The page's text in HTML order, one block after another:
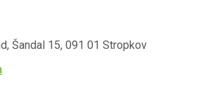
Šandal 15, 091 01 Stropkov